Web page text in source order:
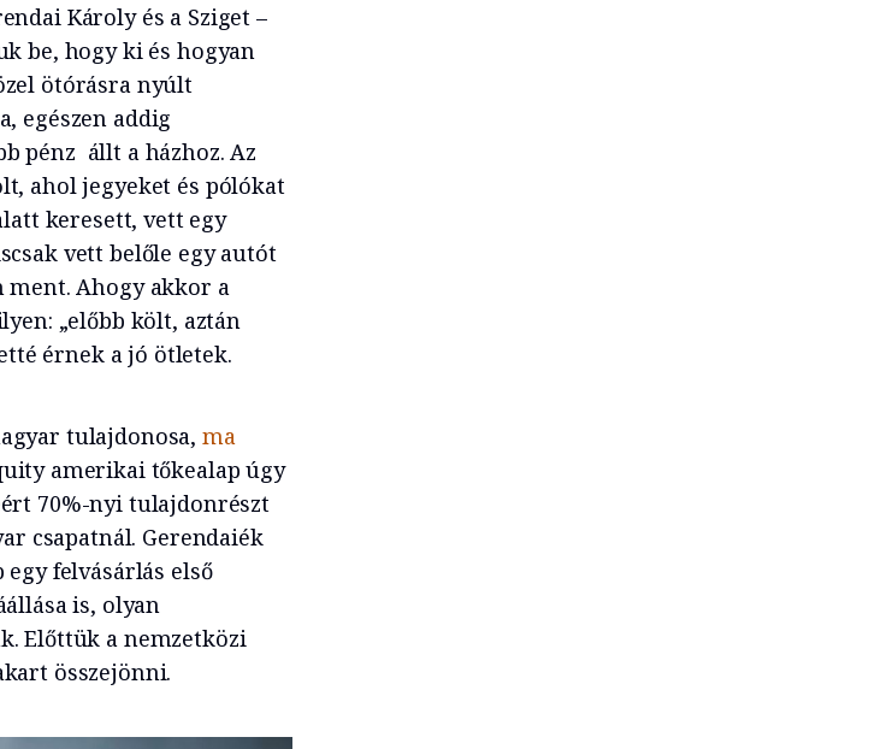
Károly és a Sziget –
be, hogy ki és hogyan
ötórásra nyúlt
egészen addig
pénz állt a házhoz. Az
ahol jegyeket és pólókat
keresett, vett egy
vett belőle egy autót
ment. Ahogy akkor a
„előbb költ, aztán
érnek a jó ötletek.
tulajdonosa,ma
amerikai tőkealap úgy
70%-nyi tulajdonrészt
csapatnál. Gerendaiék
felvásárlás első
is, olyan
Előttük a nemzetközi
összejönni.